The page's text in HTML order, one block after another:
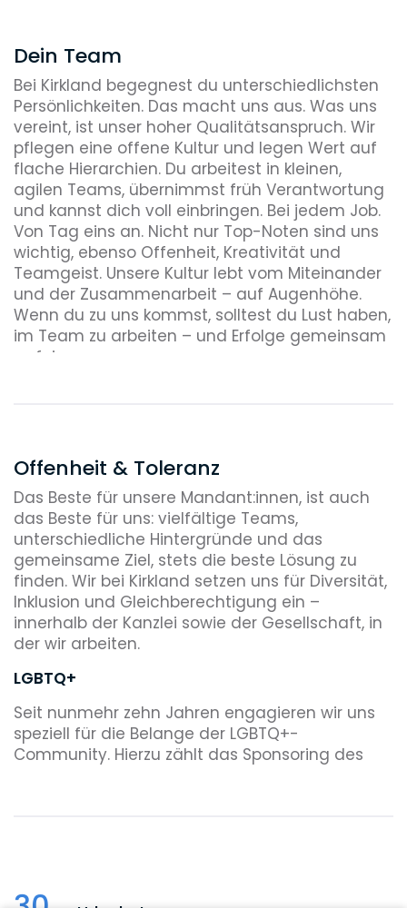
Dein Team
Bei Kirkland begegnest du unterschiedlichsten
Persönlichkeiten. Das macht uns aus. Was uns
vereint, ist unser hoher Qualitätsanspruch. Wir
pflegen eine offene Kultur und legen Wert auf
flache Hierarchien. Du arbeitest in kleinen,
agilen Teams, übernimmst früh Verantwortung
und kannst dich voll einbringen. Bei jedem Job.
Von Tag eins an. Nicht nur Top-Noten sind uns
wichtig, ebenso Offenheit, Kreativität und
Teamgeist. Unsere Kultur lebt vom Miteinander
und der Zusammenarbeit – auf Augenhöhe.
Wenn du zu uns kommst, solltest du Lust haben,
im Team zu arbeiten – und Erfolge gemeinsam
zu feiern.
Offenheit & Toleranz
Das Beste für unsere Mandant:innen, ist auch
das Beste für uns: vielfältige Teams,
unterschiedliche Hintergründe und das
gemeinsame Ziel, stets die beste Lösung zu
finden. Wir bei Kirkland setzen uns für Diversität,
Inklusion und Gleichberechtigung ein –
innerhalb der Kanzlei sowie der Gesellschaft, in
der wir arbeiten.
LGBTQ+
Seit nunmehr zehn Jahren engagieren wir uns
speziell für die Belange der LGBTQ+-
Community. Hierzu zählt das Sponsoring des
Bono-Arbeit voranzubringen. Unser Engagement